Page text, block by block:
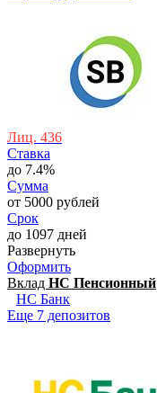
Лиц. 436
Ставка
до 7.4%
Сумма
от 5000 рублей
Срок
до 1097 дней
Развернуть
Оформить
Вклад НС Пенсионный
НС Банк
Еще 7 депозитов